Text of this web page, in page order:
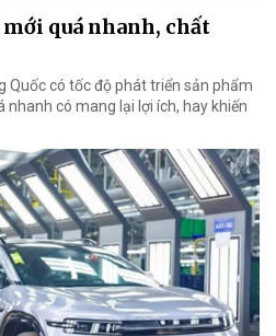
mới quá nhanh, chất
Quốc có tốc độ phát triển sản phẩm
có mang lại lợi ích, hay khiến